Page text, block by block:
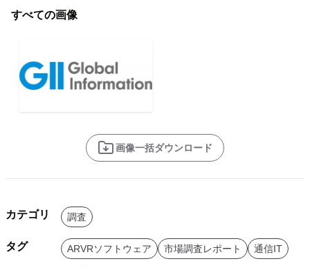
すべての画像
画像一括ダウンロード
カテゴリ 調査
タグ ARVRソフトウェア 市場調査レポート 通信IT